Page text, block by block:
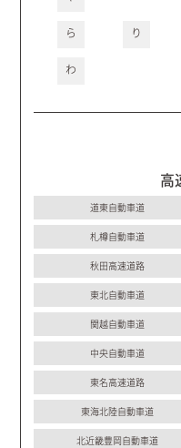
ら り
わ
高
道東自動車道
札樽自動車道
秋田高速道路
東北自動車道
関越自動車道
中央自動車道
東名高速道路
東海北陸自動車道
北近畿豊岡自動車道